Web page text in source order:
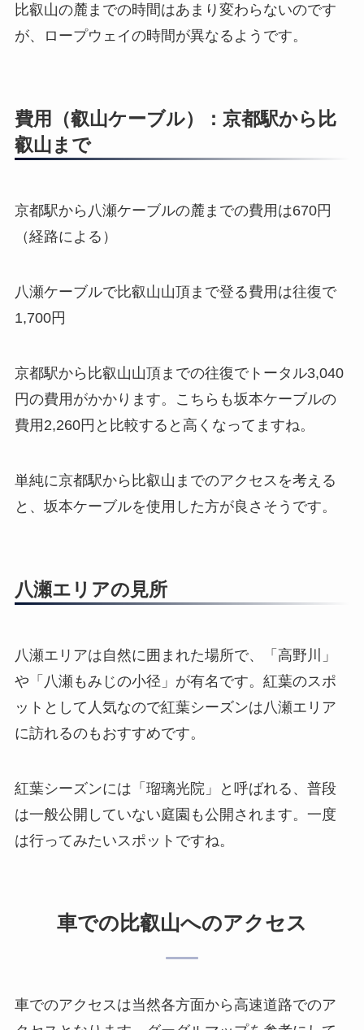
比叡山の麓までの時間はあまり変わらないのです
が、ロープウェイの時間が異なるようです。
費用（叡山ケーブル）：京都駅から比
叡山まで
京都駅から八瀬ケーブルの麓までの費用は670円
（経路による）
八瀬ケーブルで比叡山山頂まで登る費用は往復で
1,700円
京都駅から比叡山山頂までの往復でトータル3,040
円の費用がかかります。こちらも坂本ケーブルの
費用2,260円と比較すると高くなってますね。
単純に京都駅から比叡山までのアクセスを考える
と、坂本ケーブルを使用した方が良さそうです。
八瀬エリアの見所
八瀬エリアは自然に囲まれた場所で、「高野川」
や「八瀬もみじの小径」が有名です。紅葉のスポ
ットとして人気なので紅葉シーズンは八瀬エリア
に訪れるのもおすすめです。
紅葉シーズンには「瑠璃光院」と呼ばれる、普段
は一般公開していない庭園も公開されます。一度
は行ってみたいスポットですね。
車での比叡山へのアクセス
車でのアクセスは当然各方面から高速道路でのア